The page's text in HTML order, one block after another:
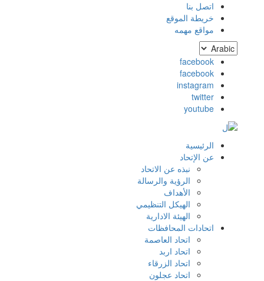
القائمة
العلوية
(header
top)
اتصل بنا
خريطة الموقع
مواقع مهمه
Select
your
language
social
media
facebook
facebook
instagram
twitter
youtube
Main
navigation
الرئيسية
عن الإتحاد
نبذه عن الاتحاد
الرؤية والرسالة
الأهداف
الهيكل التنظيمي
الهيئة الادارية
اتحادات المحافظات
اتحاد العاصمة
اتحاد اربد
اتحاد الزرقاء
اتحاد عجلون